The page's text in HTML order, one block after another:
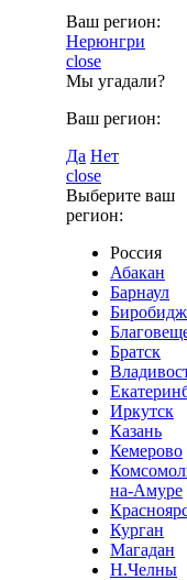
Ваш регион:
Нерюнгри
close
Мы угадали?
Ваш регион:
Да Нет
close
Выберите ваш
регион:
Россия
Абакан
Барнаул
Братск
Иркутск
Казань
Кемерово
на-Амуре
Курган
Магадан
Н.Челны